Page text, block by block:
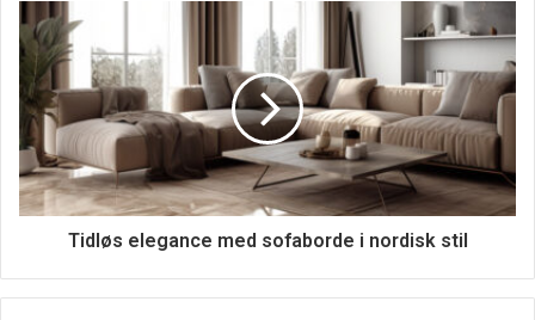
Tidløs elegance med sofaborde i nordisk stil